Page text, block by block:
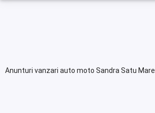
Anunturi vanzari auto moto Sandra Satu Mare